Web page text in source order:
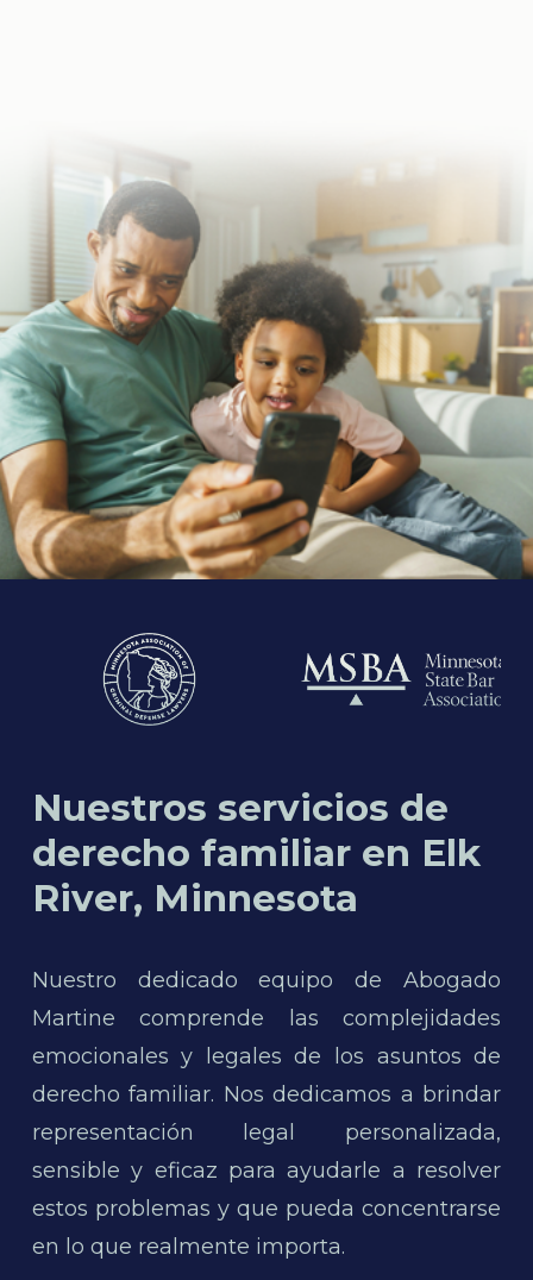
Nuestros servicios de
derecho familiar en Elk
River, Minnesota
Nuestro dedicado equipo de Abogado
Martine comprende las complejidades
emocionales y legales de los asuntos de
derecho familiar. Nos dedicamos a brindar
representación legal personalizada,
sensible y eficaz para ayudarle a resolver
estos problemas y que pueda concentrarse
en lo que realmente importa.